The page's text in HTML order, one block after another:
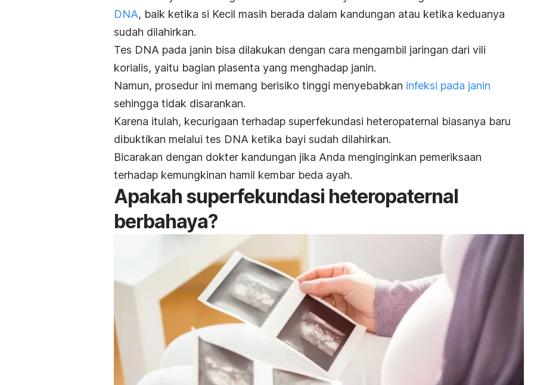
DNA, baik ketika si Kecil masih berada dalam kandungan atau ketika keduanya
sudah dilahirkan.
Tes DNA pada janin bisa dilakukan dengan cara mengambil jaringan dari vili
korialis, yaitu bagian plasenta yang menghadap janin.
Namun, prosedur ini memang berisiko tinggi menyebabkan infeksi pada janin
sehingga tidak disarankan.
Karena itulah, kecurigaan terhadap superfekundasi heteropaternal biasanya baru
dibuktikan melalui tes DNA ketika bayi sudah dilahirkan.
Bicarakan dengan dokter kandungan jika Anda menginginkan pemeriksaan
terhadap kemungkinan hamil kembar beda ayah.
Apakah superfekundasi heteropaternal
berbahaya?